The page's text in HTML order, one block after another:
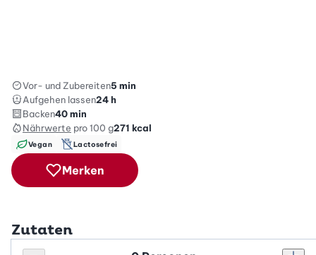
Vor- und Zubereiten5 min
Aufgehen lassen24 h
Backen40 min
Nährwerte pro 100 g271 kcal
Vegan Lactosefrei
Merken
Zutaten